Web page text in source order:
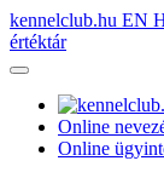
kennelclub.hu EN
értéktár
Online
Online